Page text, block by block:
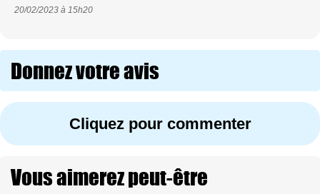
20/02/2023 à 15h20
Donnez votre avis
Cliquez pour commenter
Vous aimerez peut-être